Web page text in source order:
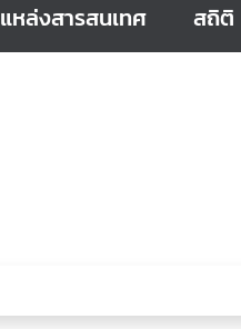
แหล่งสารสนเทศ สถิติ